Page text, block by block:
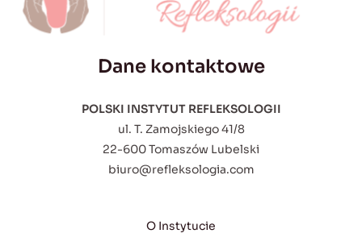
Dane kontaktowe
POLSKI INSTYTUT REFLEKSOLOGII
ul. T. Zamojskiego 41/8
22-600 Tomaszów Lubelski
biuro@refleksologia.com
O Instytucie